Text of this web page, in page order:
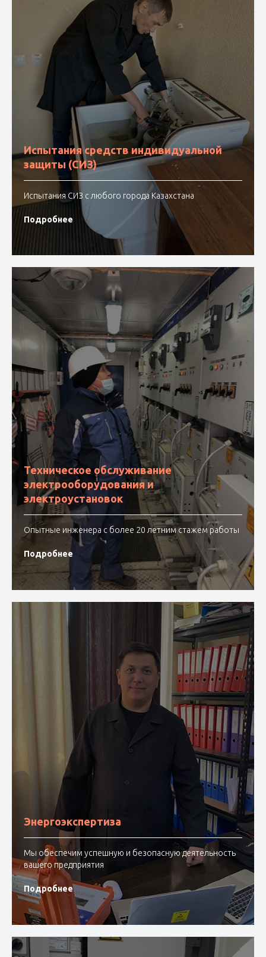
Испытания средств индивидуальной
защиты (СИЗ)
Испытания СИЗ с любого города Казахстана
Подробнее
Техническое обслуживание
электрооборудования и
электроустановок
Опытные инженера с более 20 летним стажем работы
Подробнее
Энергоэкспертиза
Мы обеспечим успешную и безопасную деятельность
вашего предприятия
Подробнее